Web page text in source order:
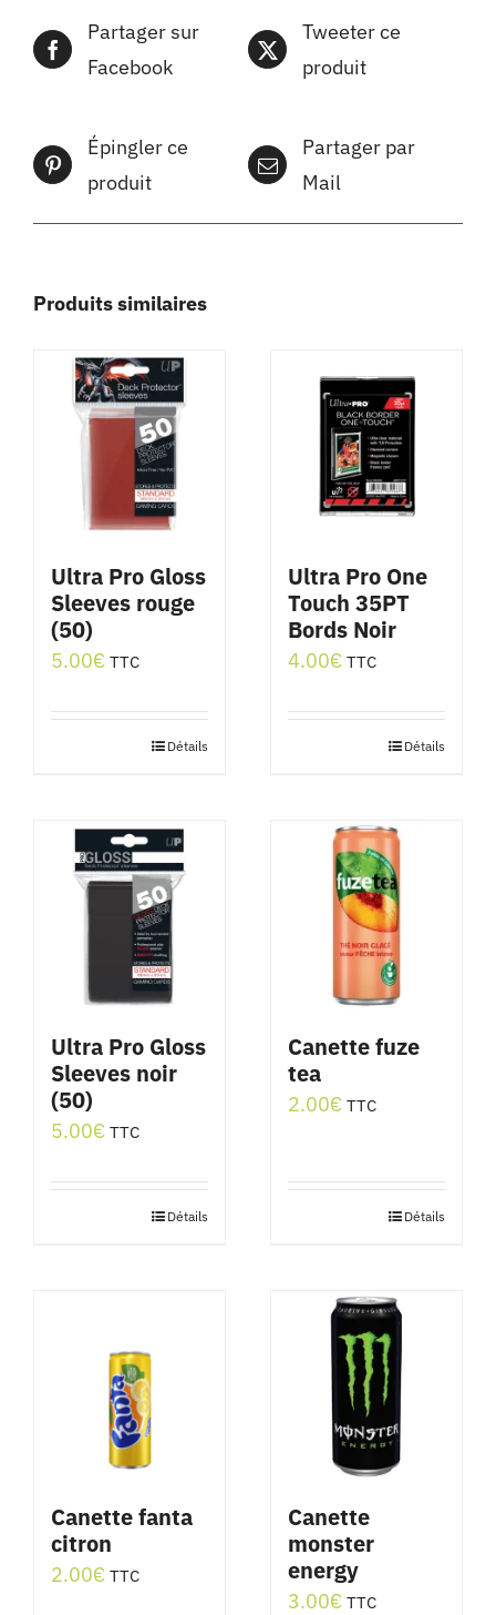
Partager sur
Facebook
Tweeter ce
produit
Épingler ce
produit
Partager par
Mail
Produits similaires
Ultra Pro Gloss
Sleeves rouge
(50)
5.00€ TTC
Détails
Ultra Pro One
Touch 35PT
Bords Noir
4.00€ TTC
Détails
Ultra Pro Gloss
Sleeves noir
(50)
5.00€ TTC
Détails
Canette fuze
tea
2.00€ TTC
Détails
Canette fanta
citron
2.00€ TTC
Canette
monster
energy
3.00€ TTC